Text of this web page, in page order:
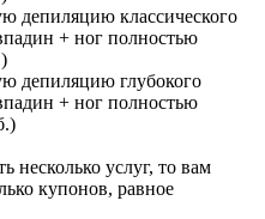
депиляцию классического
+ ног полностью
депиляцию глубокого
+ ног полностью
несколько услуг, то вам
купонов, равное